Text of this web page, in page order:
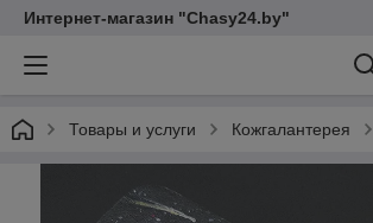
Интернет-магазин "Chasy24.by"
Товары и услуги Кожгалантерея